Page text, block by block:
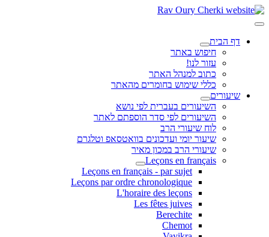
דף הבית
חיפוש באתר
עזור לנו!
כתוב למנהל האתר
כללי שימוש בחומרים מהאתר
שיעורים
השיעורים בעברית לפי נושא
השיעורים לפי סדר הוספתם לאתר
לוח שיעורי הרב
שיעור יומי ועדכונים בוואטסאפ וטלגרם
שיעורי הרב במכון מאיר
Leçons en français
Leçons en français - par sujet
Leçons par ordre chronologique
L'horaire des leçons
Les fêtes juives
Berechite
Chemot